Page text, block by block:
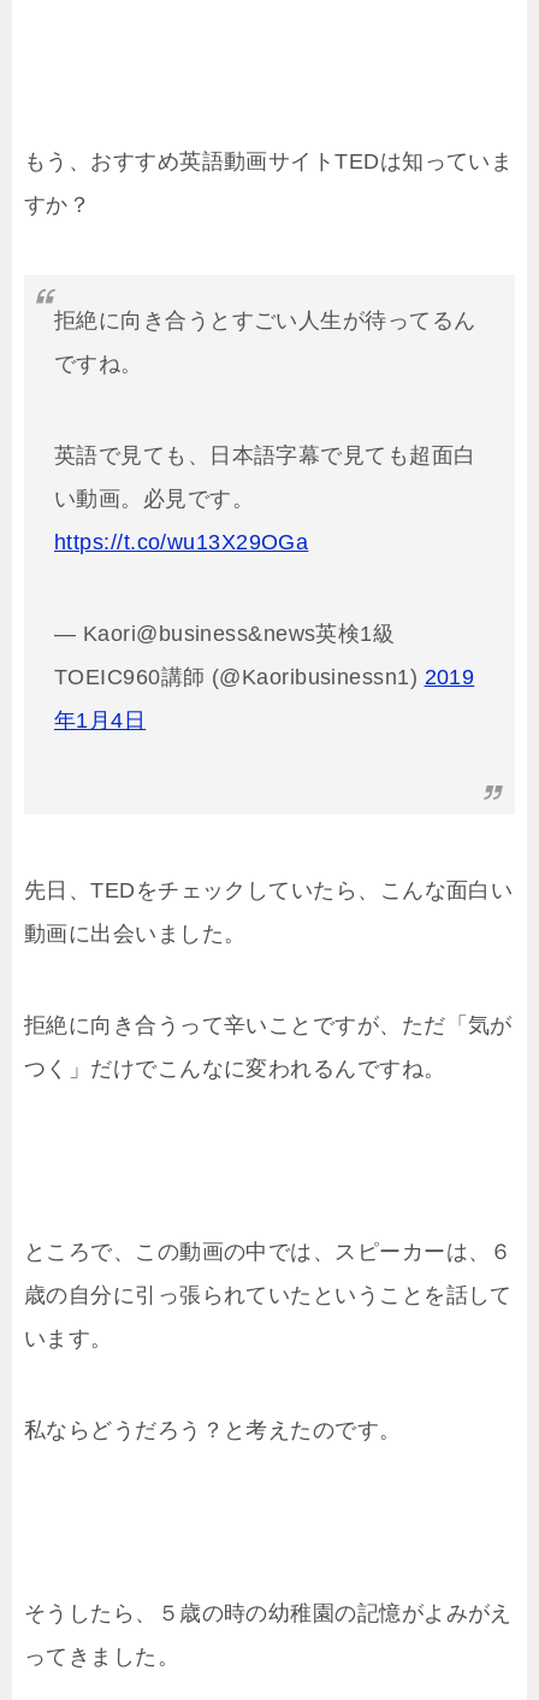
もう、おすすめ英語動画サイトTEDは知っていま
すか？
拒絶に向き合うとすごい人生が待ってるん
ですね。
英語で見ても、日本語字幕で見ても超面白
い動画。必見です。
https://t.co/wu13X29OGa
— Kaori@business&news英検1級
TOEIC960講師 (@Kaoribusinessn1) 2019
年1月4日
先日、TEDをチェックしていたら、こんな面白い
動画に出会いました。
拒絶に向き合うって辛いことですが、ただ「気が
つく」だけでこんなに変われるんですね。
ところで、この動画の中では、スピーカーは、６
歳の自分に引っ張られていたということを話して
います。
私ならどうだろう？と考えたのです。
そうしたら、５歳の時の幼稚園の記憶がよみがえ
ってきました。